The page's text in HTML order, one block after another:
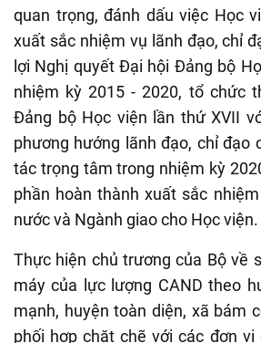
quan trọng, đánh dấu việc Học
xuất sắc nhiệm vụ lãnh đạo, chỉ
lợi Nghị quyết Đại hội Đảng bộ
nhiệm kỳ 2015 - 2020, tổ chức
Đảng bộ Học viện lần thứ XVII
phương hướng lãnh đạo, chỉ đạo
tác trọng tâm trong nhiệm kỳ
phần hoàn thành xuất sắc
nước và Ngành giao cho Học viện.
Thực hiện chủ trương của Bộ về
máy của lực lượng CAND theo
mạnh, huyện toàn diện, xã bám
phối hợp chặt chẽ với các đơn vị